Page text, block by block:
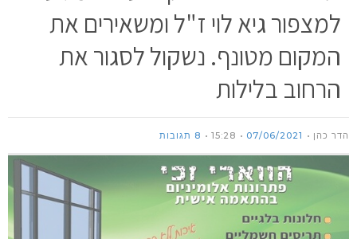
למצפור גיא לוי ז"ל ומשאירים את
המקום מטונף. נשקול לסגור את
הרחוב בלילות
הדר כהן 07/06/2021
15:28 8 תגובות